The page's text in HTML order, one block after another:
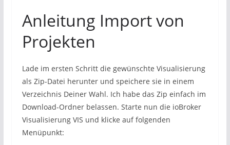
Anleitung Import von
Projekten
Lade im ersten Schritt die gewünschte Visualisierung
als Zip-Datei herunter und speichere sie in einem
Verzeichnis Deiner Wahl. Ich habe das Zip einfach im
Download-Ordner belassen. Starte nun die ioBroker
Visualisierung VIS und klicke auf folgenden
Menüpunkt: